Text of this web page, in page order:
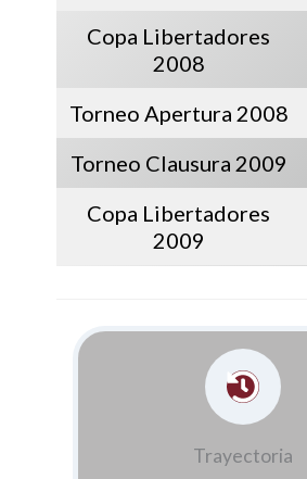
Copa Libertadores
2008
Torneo Apertura 2008
Torneo Clausura 2009
Copa Libertadores
2009
Trayectoria